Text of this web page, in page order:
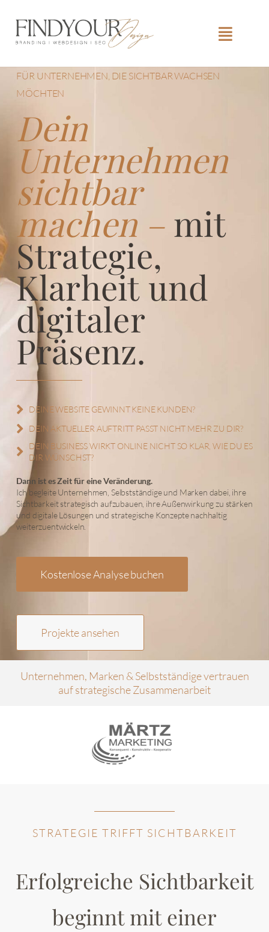
FÜR UNTERNEHMEN, DIE SICHTBAR WACHSEN
MÖCHTEN
Dein
Unternehmen
sichtbar
machen – mit
Strategie,
Klarheit und
digitaler
Präsenz.
DEINE WEBSITE GEWINNT KEINE KUNDEN?
DEIN AKTUELLER AUFTRITT PASST NICHT MEHR ZU DIR?
DEIN BUSINESS WIRKT ONLINE NICHT SO KLAR, WIE DU ES
DIR WÜNSCHST?
Dann ist es Zeit für eine Veränderung.
Ich begleite Unternehmen, Selbstständige und Marken dabei, ihre
Sichtbarkeit strategisch aufzubauen, ihre Außenwirkung zu stärken
und digitale Lösungen und strategische Konzepte nachhaltig
weiterzuentwickeln.
Kostenlose Analyse buchen
Projekte ansehen
Unternehmen, Marken & Selbstständige vertrauen
auf strategische Zusammenarbeit
STRATEGIE TRIFFT SICHTBARKEIT
Erfolgreiche Sichtbarkeit
beginnt mit einer